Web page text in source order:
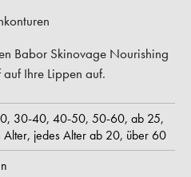
Babor Skinovage Nourishing
Ihre Lippen auf.
30-40, 40-50, 50-60, ab 25,
Alter, jedes Alter ab 20, über 60